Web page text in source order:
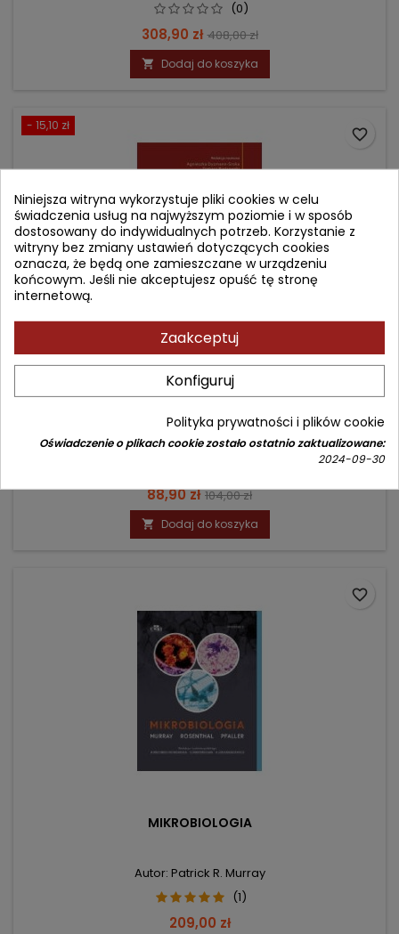
(0)
Cena
308,90 zł Cena
podstawowa
408,00 zł
 Dodaj do koszyka
- 15,10 zł
PROGRAMY ZDROWOTNE - SKUTECZNA PROFILAKTYKA
ZACHOROWAŃ
Autor: Agnieszka Dyzmann-Sroka
(0)
Cena
88,90 złCena
podstawowa
104,00 zł
 Dodaj do koszyka
favorite_border
MIKROBIOLOGIA
Autor: Patrick R. Murray
(1)
Cena
209,00 zł
favorite_border
Niniejsza witryna wykorzystuje pliki cookies w celu
świadczenia usług na najwyższym poziomie i w sposób
dostosowany do indywidualnych potrzeb. Korzystanie z
witryny bez zmiany ustawień dotyczących cookies
oznacza, że będą one zamieszczane w urządzeniu
końcowym. Jeśli nie akceptujesz opuść tę stronę
internetową.
Zaakceptuj
Konfiguruj
Polityka prywatności i plików cookie
Oświadczenie o plikach cookie zostało ostatnio zaktualizowane:
2024-09-30